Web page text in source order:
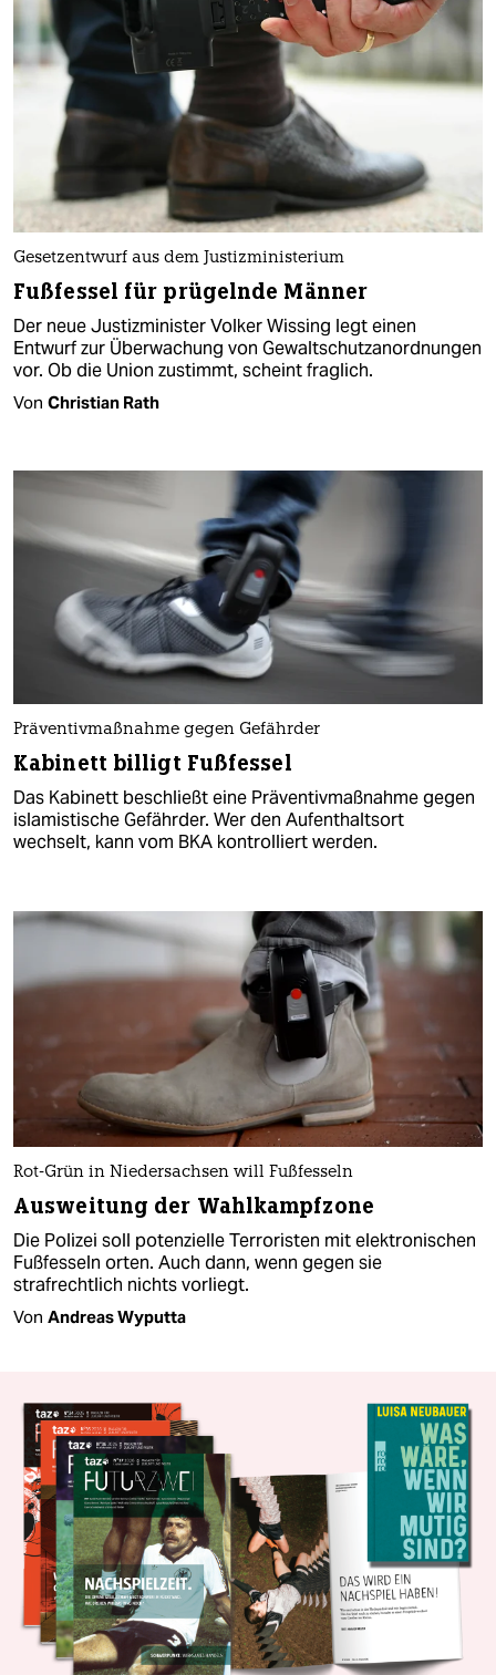
Gesetzentwurf aus dem Justizministerium
Fußfessel für prügelnde Männer
Der neue Justizminister Volker Wissing legt einen
Entwurf zur Überwachung von Gewaltschutzanordnungen
vor. Ob die Union zustimmt, scheint fraglich.
Von Christian Rath
Präventivmaßnahme gegen Gefährder
Kabinett billigt Fußfessel
Das Kabinett beschließt eine Präventivmaßnahme gegen
islamistische Gefährder. Wer den Aufenthaltsort
wechselt, kann vom BKA kontrolliert werden.
Rot-Grün in Niedersachsen will Fußfesseln
Ausweitung der Wahlkampfzone
Die Polizei soll potenzielle Terroristen mit elektronischen
Fußfesseln orten. Auch dann, wenn gegen sie
strafrechtlich nichts vorliegt.
Von Andreas Wyputta